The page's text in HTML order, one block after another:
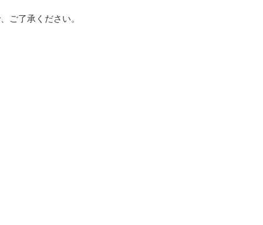
ご了承ください。